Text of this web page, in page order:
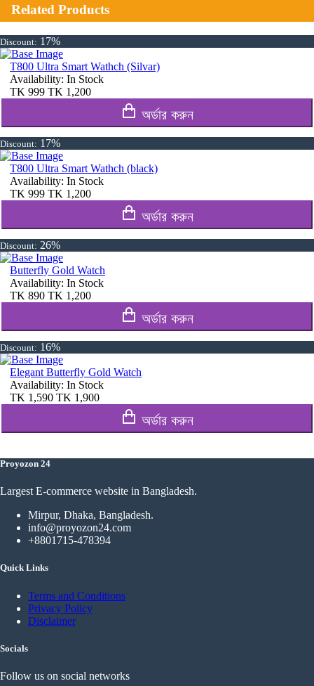
Related Products
Discount: 17%
T800 Ultra Smart Wathch (Silvar)
Availability: In Stock
TK 999 TK 1,200
অর্ডার করুন
Discount: 17%
T800 Ultra Smart Wathch (black)
Availability: In Stock
TK 999 TK 1,200
অর্ডার করুন
Discount: 26%
Butterfly Gold Watch
Availability: In Stock
TK 890 TK 1,200
অর্ডার করুন
Discount: 16%
Elegant Butterfly Gold Watch
Availability: In Stock
TK 1,590 TK 1,900
অর্ডার করুন
Proyozon 24
Largest E-commerce website in Bangladesh.
Mirpur, Dhaka, Bangladesh.
info@proyozon24.com
+8801715-478394
Quick Links
Terms and Conditions
Privacy Policy
Disclaimer
Socials
Follow us on social networks